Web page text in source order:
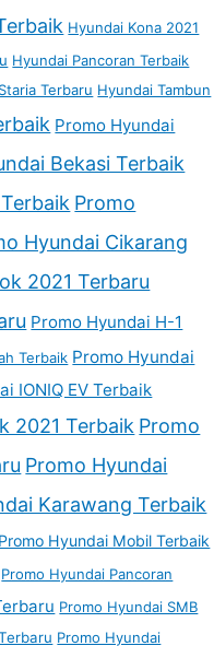
Hyundai Kona 2021
Hyundai Pancoran Terbaik
Terbaru Hyundai Tambun
Promo Hyundai
Bekasi Terbaik
Promo
Hyundai Cikarang
2021 Terbaru
Promo Hyundai H-1
Terbaik Promo Hyundai
IONIQ EV Terbaik
2021 Terbaik Promo
Promo Hyundai
Karawang Terbaik
Promo Hyundai Mobil Terbaik
Promo Hyundai Pancoran
Promo Hyundai SMB
Promo Hyundai